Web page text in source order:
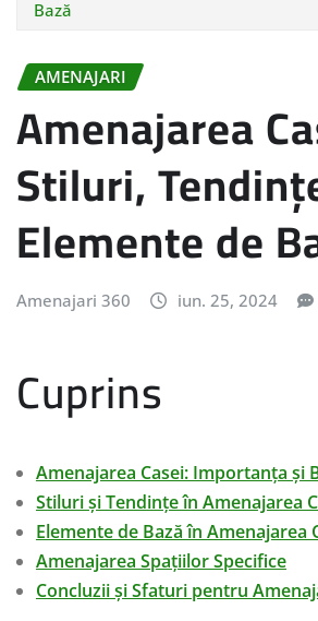
Bază
AMENAJARI
Amenajarea
Stiluri,
Elemente de
Amenajari 360 iun. 25, 2024
Cuprins
Amenajarea Casei: Importanța și
Stiluri și Tendințe în Amenajarea
Elemente de Bază în Amenajarea
Amenajarea Spațiilor Specifice
Concluzii și Sfaturi pentru